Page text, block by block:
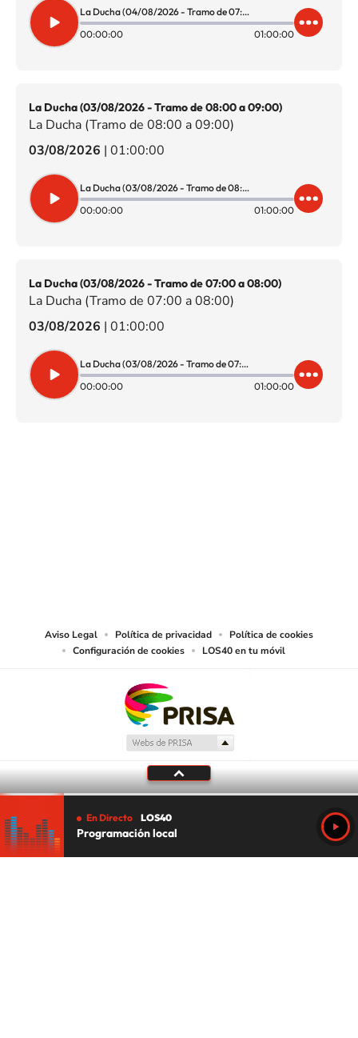
La Ducha (04/08/2026 - Tramo de 07:00 a 08:00)
00:00:00
01:00:00
La Ducha (03/08/2026 - Tramo de 08:00 a 09:00)
La Ducha (Tramo de 08:00 a 09:00)
03/08/2026 | 01:00:00
La Ducha (03/08/2026 - Tramo de 08:00 a 09:00)
00:00:00
01:00:00
La Ducha (03/08/2026 - Tramo de 07:00 a 08:00)
La Ducha (Tramo de 07:00 a 08:00)
03/08/2026 | 01:00:00
La Ducha (03/08/2026 - Tramo de 07:00 a 08:00)
00:00:00
01:00:00
Aviso Legal Política de privacidad
Política de cookies
Configuración de cookies
LOS40 en tu móvil
En Directo LOS40
Programación local